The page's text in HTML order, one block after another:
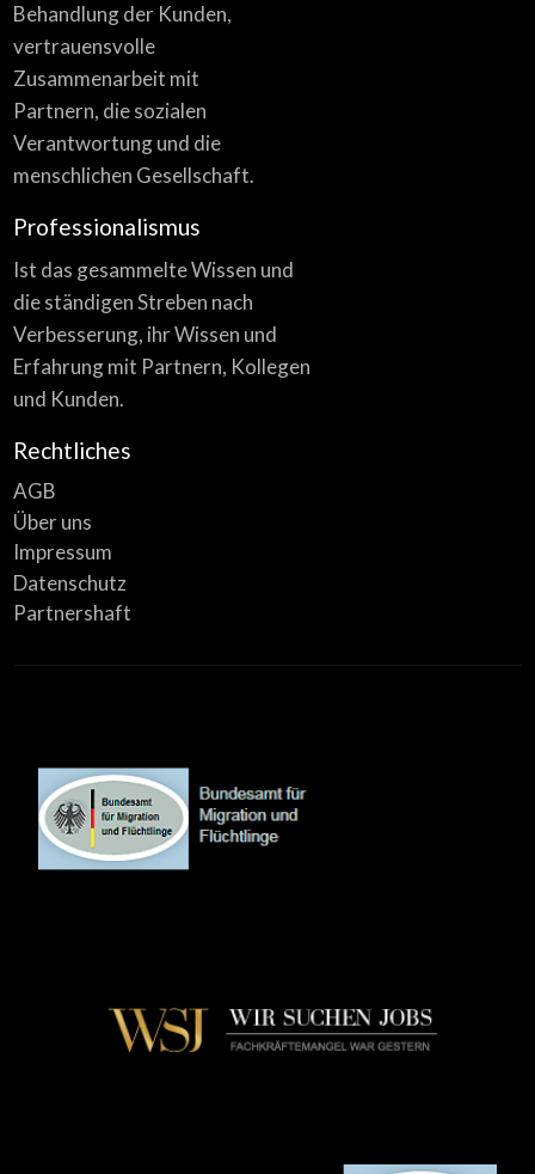
Behandlung der Kunden,
vertrauensvolle
Zusammenarbeit mit
Partnern, die sozialen
Verantwortung und die
menschlichen Gesellschaft.
Professionalismus
Ist das gesammelte Wissen und
die ständigen Streben nach
Verbesserung, ihr Wissen und
Erfahrung mit Partnern, Kollegen
und Kunden.
Rechtliches
AGB
Über uns
Impressum
Datenschutz
Partnershaft